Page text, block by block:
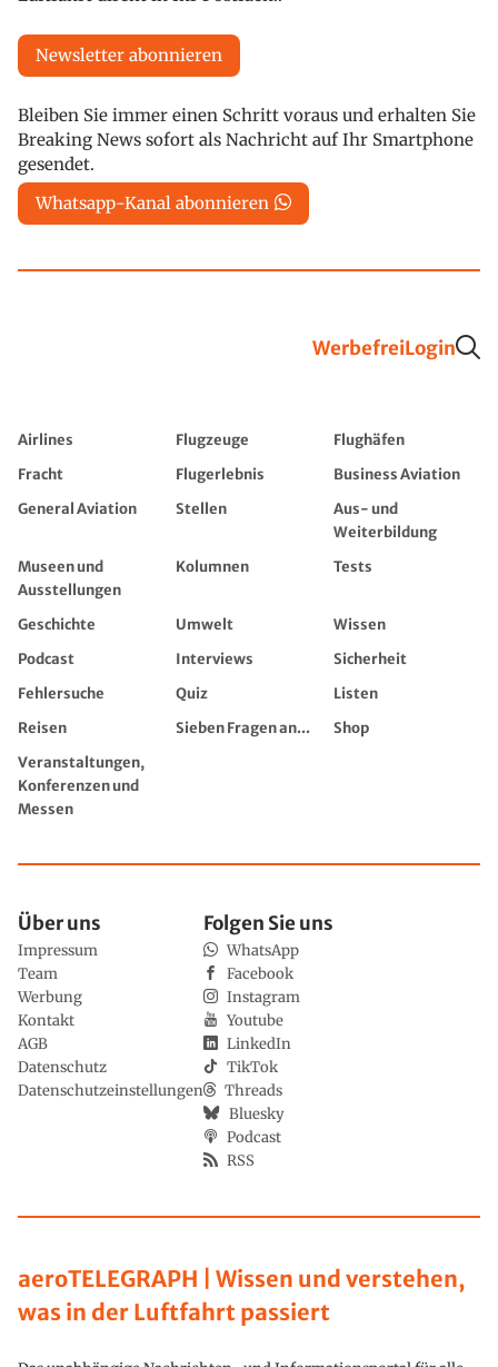
Newsletter abonnieren
Bleiben Sie immer einen Schritt voraus und erhalten Sie
Breaking News sofort als Nachricht auf Ihr Smartphone
gesendet.
Whatsapp-Kanal abonnieren
WerbefreiLogin
Airlines Flugzeuge
Flughäfen
Fracht
Flugerlebnis
Business Aviation
General Aviation
Stellen
Aus- und
Weiterbildung
Museen und
Ausstellungen
Kolumnen Tests
Geschichte Umwelt
Wissen
Podcast
Interviews
Sicherheit
Fehlersuche
Quiz
Listen
Reisen
Sieben Fragen an...
Shop
Veranstaltungen,
Konferenzen und
Messen
aeroTELEGRAPH | Wissen und verstehen,
was in der Luftfahrt passiert
Über uns
Impressum
Team
Werbung
Kontakt
AGB
Datenschutz
Datenschutzeinstellungen
Folgen Sie uns
WhatsApp
Facebook
Instagram
Youtube
LinkedIn
TikTok
Threads
Bluesky
Podcast
RSS